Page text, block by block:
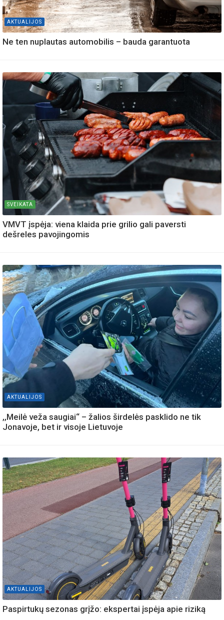
AKTUALIJOS
Ne ten nuplautas automobilis – bauda garantuota
SVEIKATA
VMVT įspėja: viena klaida prie grilio gali paversti
dešreles pavojingomis
AKTUALIJOS
,,Meilė veža saugiai“ – žalios širdelės pasklido ne tik
Jonavoje, bet ir visoje Lietuvoje
AKTUALIJOS
Paspirtukų sezonas grįžo: ekspertai įspėja apie riziką